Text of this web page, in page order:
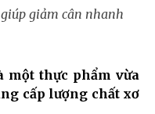
giảm cân nhanh
một thực phẩm vừa
cấp lượng chất xơ